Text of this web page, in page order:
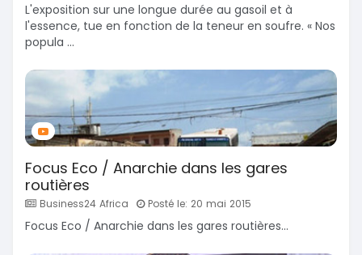
L'exposition sur une longue durée au gasoil et à
l'essence, tue en fonction de la teneur en soufre. « Nos
popula ...
Focus Eco / Anarchie dans les gares
routières
Business24 Africa Posté le: 20 mai 2015
Focus Eco / Anarchie dans les gares routières...